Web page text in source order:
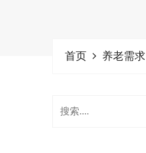
首页 养老需求